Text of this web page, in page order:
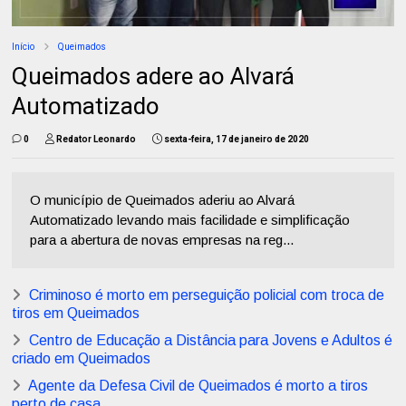
Início Queimados
Queimados adere ao Alvará
Automatizado
0 Redator Leonardo sexta-feira, 17 de janeiro de 2020
O município de Queimados aderiu ao Alvará
Automatizado levando mais facilidade e simplificação
para a abertura de novas empresas na reg...
Criminoso é morto em perseguição policial com troca de
tiros em Queimados
Centro de Educação a Distância para Jovens e Adultos é
criado em Queimados
Agente da Defesa Civil de Queimados é morto a tiros